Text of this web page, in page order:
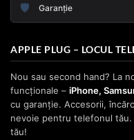
🛡️ Garanție
APPLE PLUG – LOCUL
Nou sau second hand? La
funcționale – iPhone,
cu garanție. Accesorii,
nevoie pentru telefonul
tău!